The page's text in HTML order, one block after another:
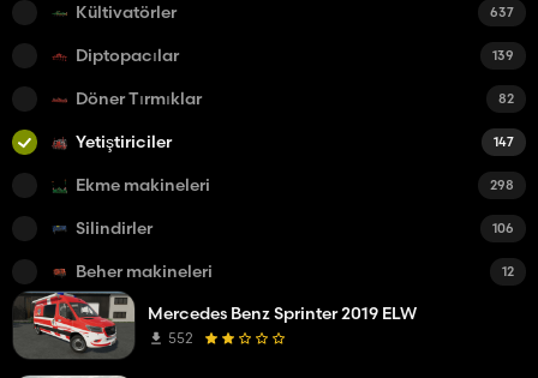
Kültivatörler 637
Diptopacılar 139
Döner Tırmıklar 82
Yetiştiriciler 147
Ekme makineleri 298
Silindirler 106
Beher makineleri 12
Mercedes Benz Sprinter 2019 ELW
552